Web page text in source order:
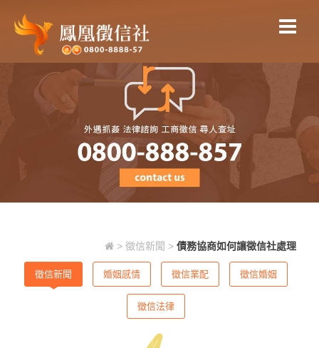
> 徵信新聞 > 債務協商如何讓徵信社處理
徵信新聞 婚姻感情 徵信業配 徵信婚姻
徵信法律